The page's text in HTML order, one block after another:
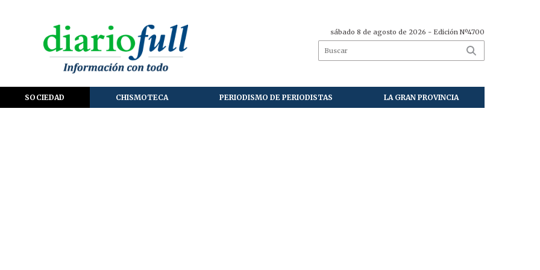
sábado 8 de agosto de 2026 - Edición Nº4700
SOCIEDAD CHISMOTECA PERIODISMO DE PERIODISTAS LA GRAN PROVINCIA